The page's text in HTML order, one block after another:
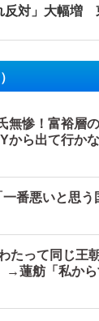
反対」大幅増
無惨！富裕層
から出て行か
一番悪いと思
たって同じ王
→蓮舫「私か